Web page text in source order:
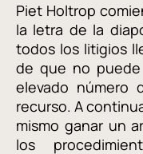
Piet Holtrop
la letra de la
todos los litigios
de que no
elevado número
recurso. A
mismo ganar un
los